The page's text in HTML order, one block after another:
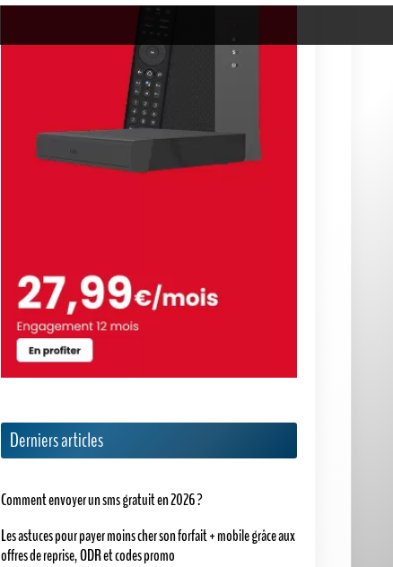
Derniers articles
Comment envoyer un sms gratuit en 2026 ?
Les astuces pour payer moins cher son forfait + mobile grâce aux
offres de reprise, ODR et codes promo